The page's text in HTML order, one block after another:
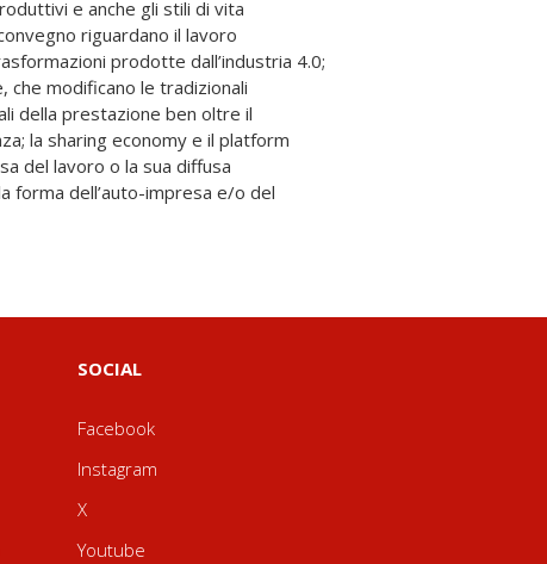
SOCIAL
Facebook
Instagram
X
Youtube